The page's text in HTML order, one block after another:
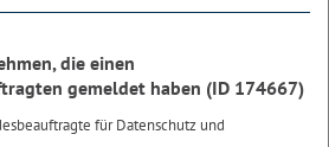
die einen
gemeldet haben (ID 174667)
für Datenschutz und